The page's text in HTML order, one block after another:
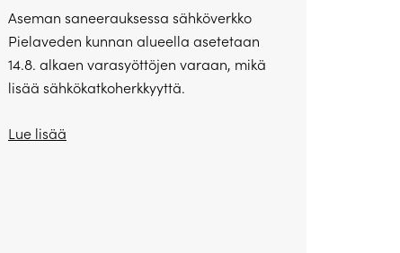
Aseman saneerauksessa sähköverkko
Pielaveden kunnan alueella asetetaan
14.8. alkaen varasyöttöjen varaan, mikä
lisää sähkökatkoherkkyyttä.
Lue lisää